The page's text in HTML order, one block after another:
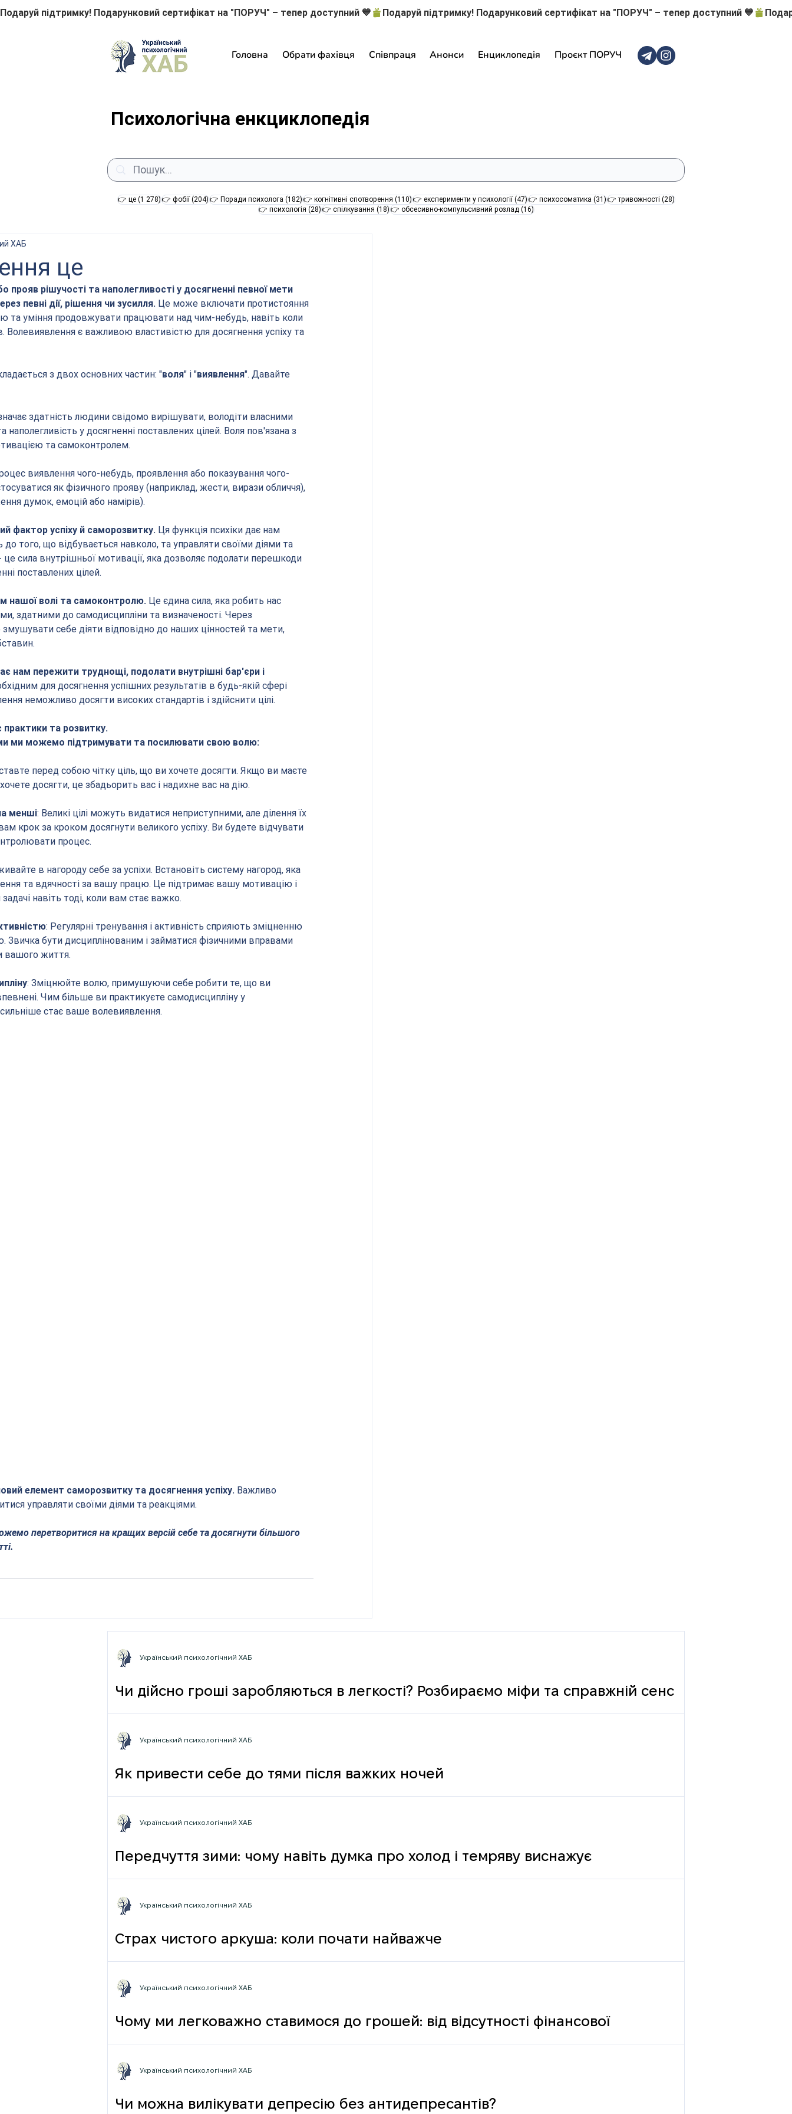
Подаруй підтримку! Подарунковий сертифікат на "ПОРУЧ" – тепер доступний 💙
Головна Обрати фахівця Співпраця Анонси Енциклопедія Проєкт ПОРУЧ
Психологічна енкциклопедія
👉 це (1 278)1 278 постів
👉 фобії (204)204 пости
👉 Поради психолога (182)182 пости
👉 когнітивні спотворення (110)110 постів
👉 експерименти у психології (47)47 постів
👉 психосоматика (31)31 пост
👉 тривожності (28)28 постів
👉 психологія (28)28 постів
👉 спілкування (18)18 постів
👉 обсесивно-компульсивний розлад (16)16 постів
це
ХАБ
прояв рішучості та наполегливості у досягненні певної мети
певні дії, рішення чи зусилля. Це може включати протистояння
та уміння продовжувати працювати над чим-небудь, навіть коли
Волевиявлення є важливою властивістю для досягнення успіху та
з двох основних частин: "воля" і "виявлення". Давайте
здатність людини свідомо вирішувати, володіти власними
наполегливість у досягненні поставлених цілей. Воля пов'язана з
та самоконтролем.
виявлення чого-небудь, проявлення або показування чого-
як фізичного прояву (наприклад, жести, вирази обличчя),
думок, емоцій або намірів).
фактор успіху й саморозвитку. Ця функція психіки дає нам
до того, що відбувається навколо, та управляти своїми діями та
сила внутрішньої мотивації, яка дозволяє подолати перешкоди
поставлених цілей.
нашої волі та самоконтролю. Це єдина сила, яка робить нас
здатними до самодисципліни та визначеності. Через
себе діяти відповідно до наших цінностей та мети,
нам пережити труднощі, подолати внутрішні бар'єри і
для досягнення успішних результатів в будь-якій сфері
неможливо досягти високих стандартів і здійснити цілі.
та розвитку.
ми можемо підтримувати та посилювати свою волю:
перед собою чітку ціль, що ви хочете досягти. Якщо ви маєте
досягти, це збадьорить вас і надихне вас на дію.
менші: Великі цілі можуть видатися неприступними, але ділення їх
крок за кроком досягнути великого успіху. Ви будете відчувати
процес.
в нагороду себе за успіхи. Встановіть систему нагород, яка
та вдячності за вашу працю. Це підтримає вашу мотивацію і
навіть тоді, коли вам стає важко.
: Регулярні тренування і активність сприяють зміцненню
Звичка бути дисциплінованим і займатися фізичними вправами
вашого життя.
: Зміцнюйте волю, примушуючи себе робити те, що ви
Чим більше ви практикуєте самодисципліну у
стає ваше волевиявлення.
елемент саморозвитку та досягнення успіху. Важливо
управляти своїми діями та реакціями.
перетворитися на кращих версій себе та досягнути більшого
Чи дійсно гроші заробляються в легкості? Розбираємо міфи та справжній сенс
фрази
Український психологічний ХАБ
Як привести себе до тями після важких ночей
Український психологічний ХАБ
Передчуття зими: чому навіть думка про холод і темряву виснажує
Український психологічний ХАБ
Страх чистого аркуша: коли почати найважче
Український психологічний ХАБ
Чому ми легковажно ставимося до грошей: від відсутності фінансової
грамотності до психологічних і психічних причин
Український психологічний ХАБ
Чи можна вилікувати депресію без антидепресантів?
Український психологічний ХАБ